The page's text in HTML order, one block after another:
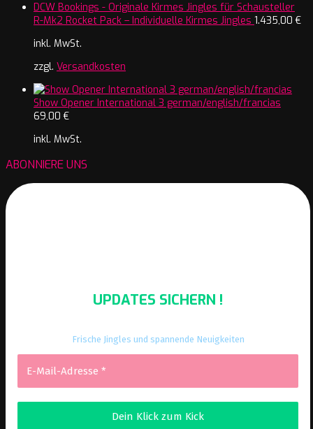
R-Mk2 Rocket Pack – Individuelle Kirmes Jingles 1.435,00 €
inkl. MwSt.
zzgl. Versandkosten
Show Opener International 3 german/english/francias
69,00 €
inkl. MwSt.
ABONNIERE UNS
UPDATES SICHERN !
Frische Jingles und spannende Neuigkeiten